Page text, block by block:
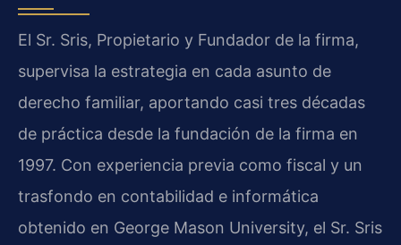
El Sr. Sris, Propietario y Fundador de la firma,
supervisa la estrategia en cada asunto de
derecho familiar, aportando casi tres décadas
de práctica desde la fundación de la firma en
1997. Con experiencia previa como fiscal y un
trasfondo en contabilidad e informática
obtenido en George Mason University, el Sr. Sris